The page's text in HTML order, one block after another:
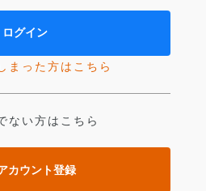
まった方はこちら
ない方はこちら
カウント登録